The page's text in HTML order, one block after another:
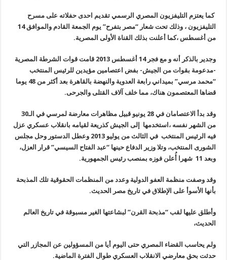
كما يعتزم التليفزيون المصري الرسمي تقديم احدى حفلاته على مسرح
التليفزيون ، وذلك تحت شعار “مصر بتفرح” يوم الجمعة القادم والموافق 14
من أغسطس ،كما أعلنت بذلك القناة الأولى المصرية.
وجدير بالذكر أنه و مع فجر 14 أغسطس 2013 قامت قوات الشرطة المصرية
-مدعومة بقوات من الجيش- بفض اعتصامين مؤيدين للرئيس المنتخب
“محمد مرسي” بميداني رابعة العدوية والنهضة بالقاهرة بعد أكثر من 48 يوما
قضاها المعتصمون هناك، مما خلف آلاف القتلى والجرحى.
وقد بدأ الاعتصامان في 28 يونيو قبيل مظاهرات معارضة لمرسي في الـ30
من الشهر نفسه ،استخدمها إلى الجيش كذريعة لقيامه بانقلاب عسكري عزل
فيه الرئيس المنتخب في الثالث من يوليو 2013 وعطل الدستور وحل مجلس
الشورى المنتخب، وتلا وزير الدفاع حينها “عبد الفتاح السيسي” قرار العزل،
وبعد 11 شهرا أُعلن فوزه بمنصب رئيس الجمهورية
.
وقد وصفت منظمة العفو الدولية وعدد من المنظمات الحقوقية تلك المذبحة
بأنها الأسوأ على الإطلاق في تاريخ مصر الحديث.
وأطلق عليها لقب “مذبحة القرن” لبشاعتها الغير مسبوقة في تاريخ العالم
الحديث،
ولم يحاسب القضاء المصري حتى اليوم أيا من المسؤولين عن المجازر التي
حدثت بحق معارضي الانقلاب العسكري طوال الفترة الماضية.